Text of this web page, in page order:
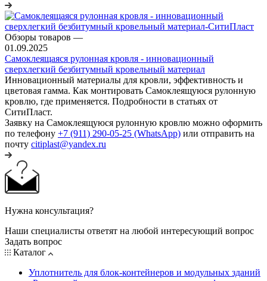
Обзоры товаров —
01.09.2025
Самоклеящаяся рулонная кровля - инновационный
сверхлегкий безбитумный кровельный материал
Инновационный материалы для кровли, эффективность и
цветовая гамма. Как монтировать Самоклеящуюся рулонную
кровлю, где применяется. Подробности в статьях от
СитиПласт.
Заявку на Самоклеящуюся рулонную кровлю можно оформить
по телефону +7 (911) 290-05-25 (WhatsApp) или отправить на
почту citiplast@yandex.ru
Нужна консультация?
Наши специалисты ответят на любой интересующий вопрос
Задать вопрос
Каталог
Уплотнитель для блок-контейнеров и модульных зданий